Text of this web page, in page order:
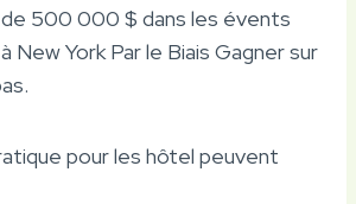
de 500 000 $ dans les évents
New York Par le Biais Gagner sur
pour les hôtel peuvent